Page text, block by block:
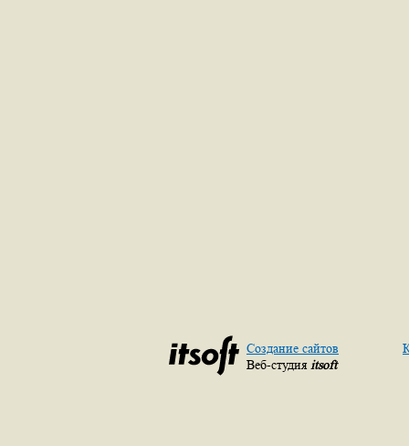
Создание сайтов
Веб-студия itsoft